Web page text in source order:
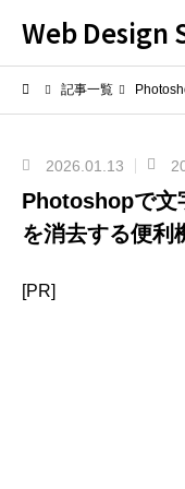
Web Design
記事一覧
2026.01.13
Photoshopで文
を消去する便利
[PR]